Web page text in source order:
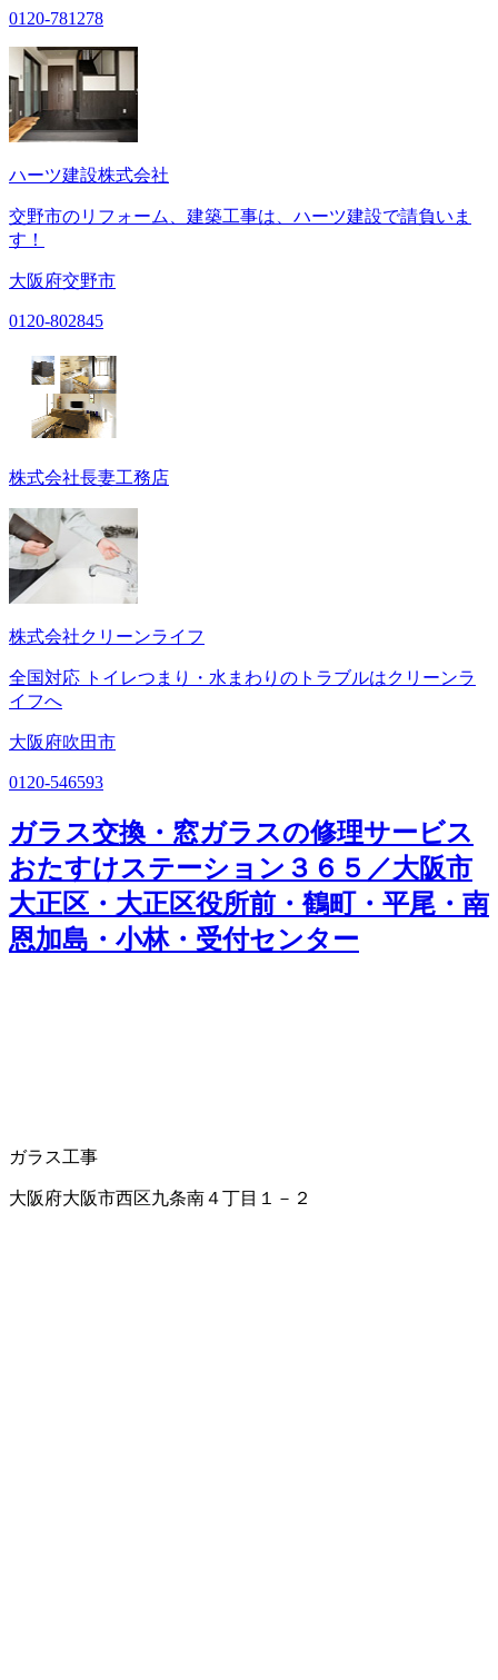
0120-781278
ハーツ建設株式会社
交野市のリフォーム、建築工事は、ハーツ建設で請負いま
す！
大阪府交野市
0120-802845
株式会社長妻工務店
株式会社クリーンライフ
全国対応 トイレつまり・水まわりのトラブルはクリーンラ
イフへ
大阪府吹田市
0120-546593
ガラス交換・窓ガラスの修理サービス
おたすけステーション３６５／大阪市
大正区・大正区役所前・鶴町・平尾・南
恩加島・小林・受付センター
ガラス工事
大阪府大阪市西区九条南４丁目１－２